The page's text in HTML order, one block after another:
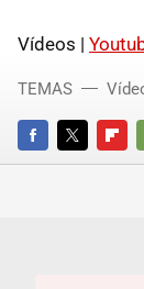
Vídeos |
FACEBOOKTWITTER
TEMAS